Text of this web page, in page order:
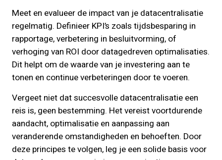
Meet en evalueer de impact van je datacentralisatie
regelmatig. Definieer KPI’s zoals tijdsbesparing in
rapportage, verbetering in besluitvorming, of
verhoging van ROI door datagedreven optimalisaties.
Dit helpt om de waarde van je investering aan te
tonen en continue verbeteringen door te voeren.
Vergeet niet dat succesvolle datacentralisatie een
reis is, geen bestemming. Het vereist voortdurende
aandacht, optimalisatie en aanpassing aan
veranderende omstandigheden en behoeften. Door
deze principes te volgen, leg je een solide basis voor